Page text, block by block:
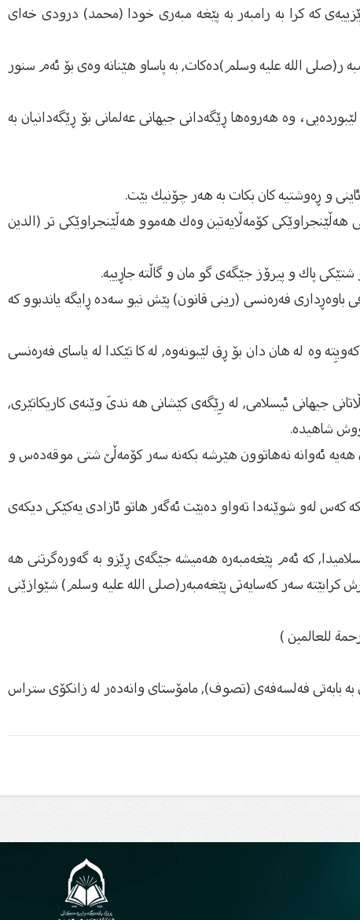
كه‌ كرا به‌ رامبه‌ر به‌ پێغه‌ مبه‌رى خودا (محمد) درودى خه‌اى
ر(صلى الله عليه وسلم)ده‌كات, به‌ پاساو هێنانه‌ وه‌ى بۆ ئه‌م سنور
وه‌ هه‌روه‌ها ڕێگه‌دانی جیهانی عه‌لمانی بۆ ڕێگه‌دانیان به‌
و ڕه‌وشتیه‌ كان بكات به‌ هه‌ر چۆنیك بێت.
هه‌ڵێنجراوێكى كۆمه‌ڵایه‌تین وه‌ك هه‌موو هه‌ڵێنجراوێكى تر (الدین
شتێكى پاك و پیرۆز جێگه‌ى گو مان و گاڵته‌ جاڕییه‌.
باوه‌ڕدارى فه‌ره‌نسى (رینى قانون) پێش نیو سه‌ده‌ ڕایگه‌ یاندبوو كه‌
وه‌ له‌ هان دان بۆ ڕق لێبونه‌وه‌, له‌ كا تێكدا له‌ یاساى فه‌ره‌نسى
جیهانى ئیسلامى, له‌ رِێگه‌ى كێشانى هه‌ ندىَ وێنه‌ى كاریكاتێرى,
شاهیده‌.
هه‌یه‌ ئه‌وانه‌ نه‌هاتوون هێرشه‌ بكه‌نه‌ سه‌ر كۆمه‌ڵێ شتی موقه‌ده‌س و
كه‌س له‌و شوێنه‌دا ته‌واو ده‌بێت ئه‌گه‌ر هاتو ئازادی یه‌كێكی دیكه‌ی
كه‌ ئه‌م پێغه‌مبه‌ره‌ هه‌میشه‌ جێگه‌ى ڕێزو به‌ گه‌وره‌گرتنی هه‌
كرابێته‌ سه‌ر كه‌سایه‌تی پێغه‌مبه‌ر(صلى الله عليه وسلم) شێوازێنى
للعالمين )
به‌ بابه‌تى فه‌لسه‌فه‌ى (تصوف), مامۆستاى وانه‌ده‌ر له‌ زانكۆى ستراس